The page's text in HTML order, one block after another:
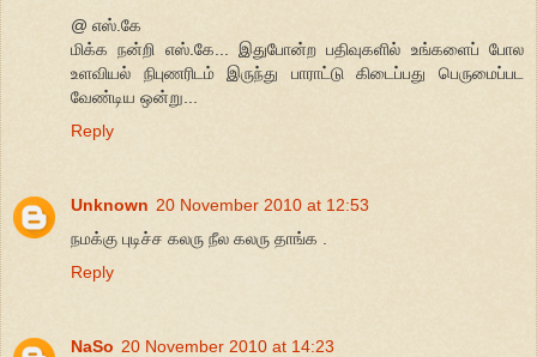
@ எஸ்.கே
மிக்க நன்றி எஸ்.கே... இதுபோன்ற பதிவுகளில் உங்களைப் போல
உளவியல் நிபுணரிடம் இருந்து பாராட்டு கிடைப்பது பெருமைப்பட
வேண்டிய ஒன்று...
Reply
Unknown 20 November 2010 at 12:53
நமக்கு புடிச்ச கலரு நீல கலரு தாங்க .
Reply
NaSo 20 November 2010 at 14:23